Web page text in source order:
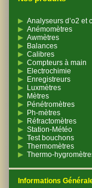
Analyseurs d’o2 et
Anémomètres
Awmètres
Balances
Calibres
Compteurs à main
Electrochimie
Enregistreurs
Luxmètres
Mètres
Pénétromètres
Ph-mètres
Réfractomètres
Station-Météo
Test bouchons
Thermomètres
Thermo-
Informations